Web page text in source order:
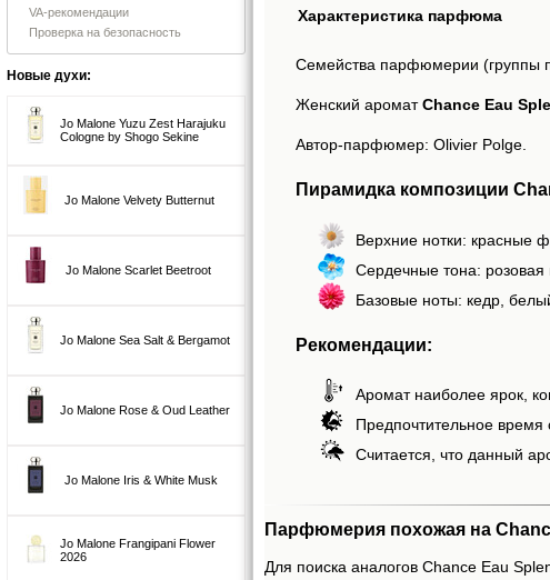
VA-рекомендации
Проверка на безопасность
Новые духи:
Jo Malone Yuzu Zest Harajuku
Cologne by Shogo Sekine
Jo Malone Velvety Butternut
Jo Malone Scarlet Beetroot
Jo Malone Sea Salt & Bergamot
Jo Malone Rose & Oud Leather
Jo Malone Iris & White Musk
Jo Malone Frangipani Flower
2026
Характеристика парфюма
Семейства парфюмерии (группы
Женский ароматChance Eau
Автор-парфюмер: Olivier Polge.
Пирамидка композиции
Верхние нотки: красные
Сердечные тона: розовая
Базовые ноты: кедр,
Рекомендации:
Аромат наиболее ярок,
Предпочтительное время
Считается, что данный
Парфюмерия похожая на
Для поиска аналогов Chance Eau